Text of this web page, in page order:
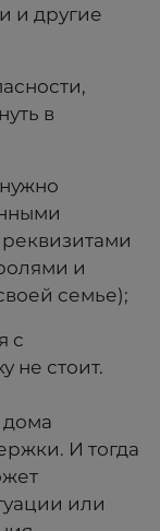
и другие
в
и
семье);
с
не стоит.
дома
И тогда
или